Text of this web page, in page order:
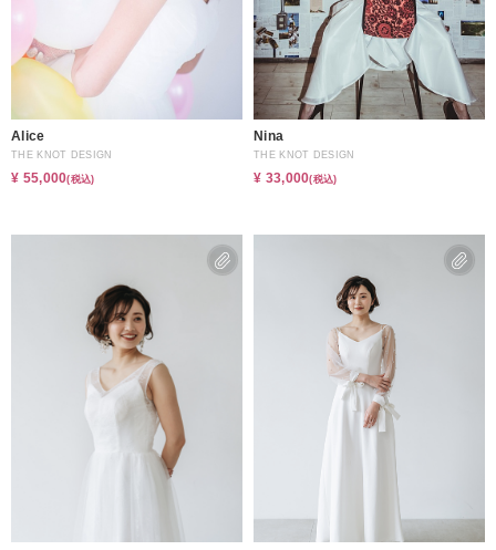
Alice
THE KNOT DESIGN
¥ 55,000(税込)
Nina
THE KNOT DESIGN
¥ 33,000(税込)